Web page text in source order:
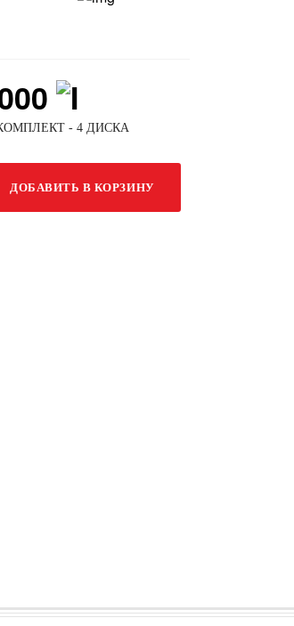
- 4 ДИСКА
ДОБАВИТЬ В КОРЗИНУ